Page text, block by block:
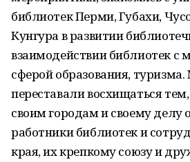
библиотек Перми, Губахи,
Кунгура в развитии
взаимодействии библиотек с
сферой образования,
переставали восхищаться
своим городам и своему делу
работники библиотек и
края, их крепкому союзу и